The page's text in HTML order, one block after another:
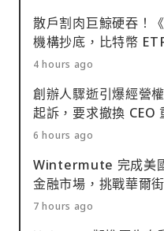
散戶割肉巨鯨硬吞！
機構抄底，比特幣
4 hours ago
創辦人驟逝引爆經營
起訴，要求撤換 CEO
6 hours ago
Wintermute 完成美
金融市場，挑戰華爾
7 hours ago